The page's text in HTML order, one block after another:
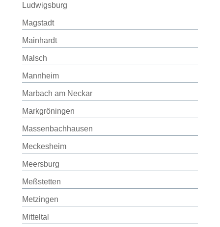
Ludwigsburg
Magstadt
Mainhardt
Malsch
Mannheim
Marbach am Neckar
Markgröningen
Massenbachhausen
Meckesheim
Meersburg
Meßstetten
Metzingen
Mitteltal